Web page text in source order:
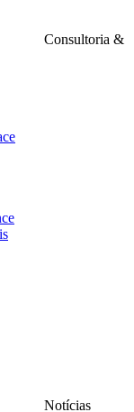
Consultoria &
Notícias